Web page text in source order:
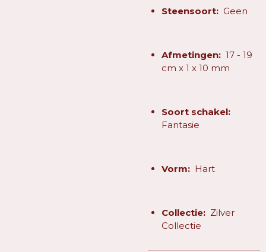
Steensoort: Geen
Afmetingen:17 - 19
cm x 1 x 10 mm
Soort schakel:
Fantasie
Vorm:Hart
Collectie:Zilver
Collectie